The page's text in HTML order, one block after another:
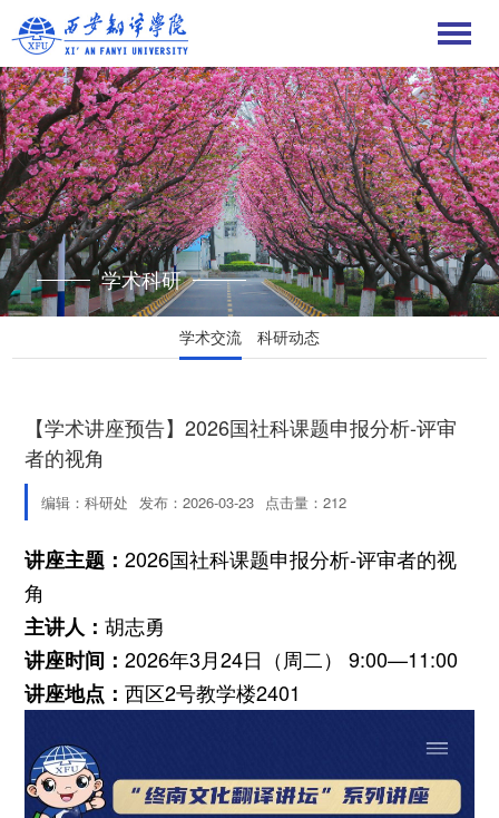
学术科研
学术交流 科研动态
【学术讲座预告】2026国社科课题申报分析-评审
者的视角
编辑：科研处 发布：2026-03-23 点击量： 212
讲座主题： 2026国社科课题申报分析-评审者的视
角
主讲人： 胡志勇
讲座时间： 2026年3月24日（周二） 9:00—11:00
讲座地点： 西区2号教学楼2401